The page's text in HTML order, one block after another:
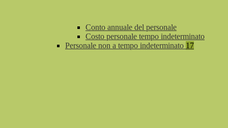
Conto annuale del personale
Costo personale tempo indeterminato
Personale non a tempo indeterminato 17